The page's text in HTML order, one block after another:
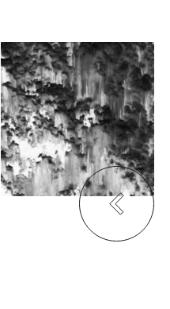
Re:cycle (高野裕輔、島田
晃吏)
三態
スクランドリービルヂング